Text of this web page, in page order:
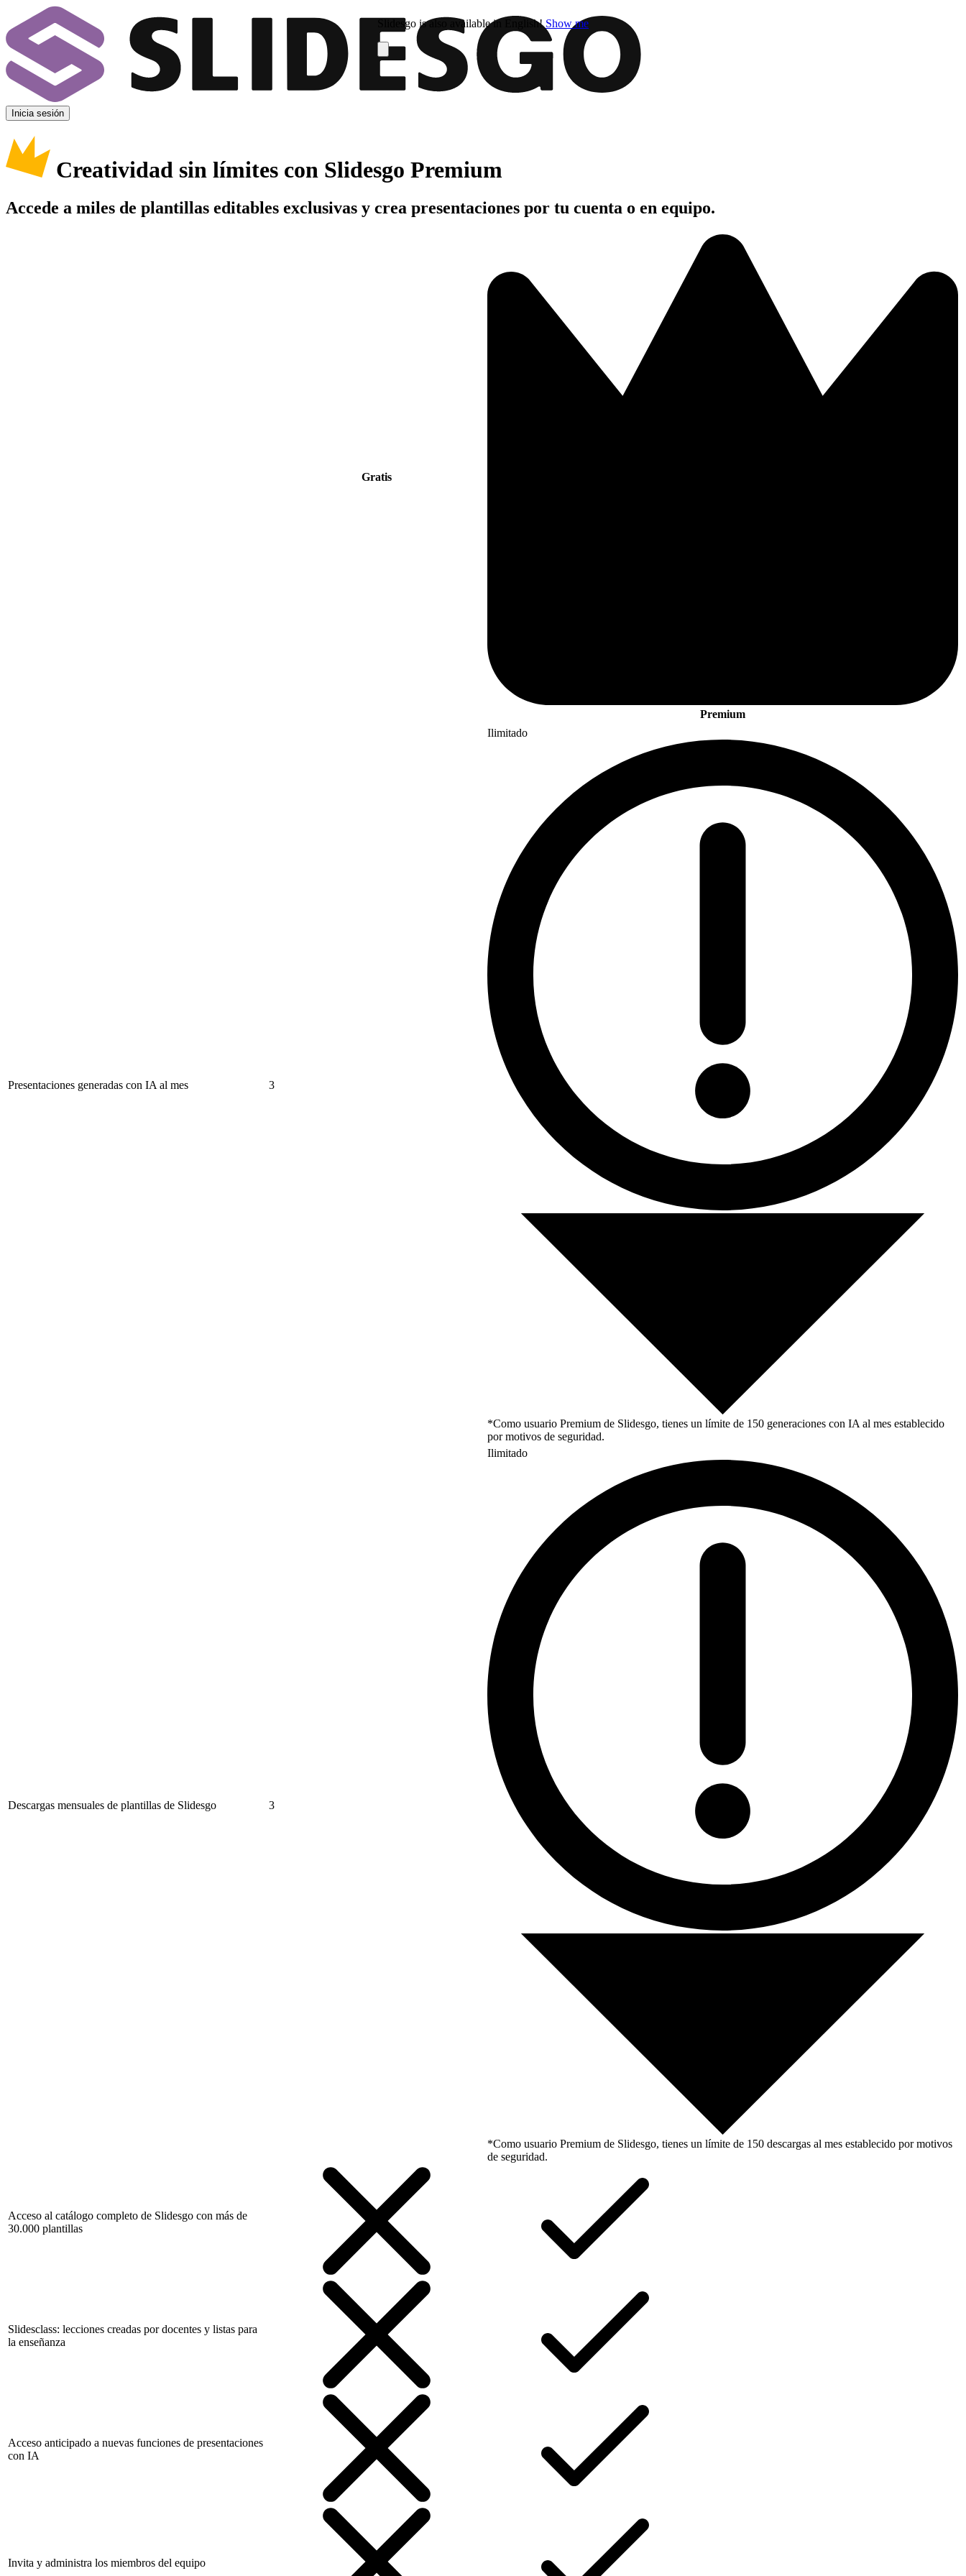
Slidesgo is also available in English! Show me
Inicia sesión
Creatividad sin límites con Slidesgo Premium
Accede a miles de plantillas editables exclusivas y crea presentaciones por tu cuenta o en equipo.
Gratis
Premium
Presentaciones generadas con IA al mes 3
Ilimitado
*Como usuario Premium de Slidesgo, tienes un límite de 150 generaciones con IA al mes establecido
por motivos de seguridad.
Descargas mensuales de plantillas de Slidesgo 3
Ilimitado
*Como usuario Premium de Slidesgo, tienes un límite de 150 descargas al mes establecido por motivos
de seguridad.
Acceso al catálogo completo de Slidesgo con más de
30.000 plantillas
Slidesclass: lecciones creadas por docentes y listas para
la enseñanza
Acceso anticipado a nuevas funciones de presentaciones
con IA
Invita y administra los miembros del equipo